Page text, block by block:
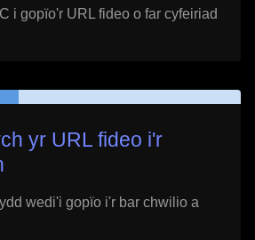
i gopïo'r URL fideo o far cyfeiriad
yr URL fideo i'r
wedi'i gopïo i'r bar chwilio a